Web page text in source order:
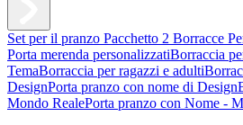
Set per il pranzo Pacchetto 2 Borracce
Porta merenda personalizzatiBorraccia
TemaBorraccia per ragazzi e adulti
DesignPorta pranzo con nome di Design
Mondo RealePorta pranzo con Nome -